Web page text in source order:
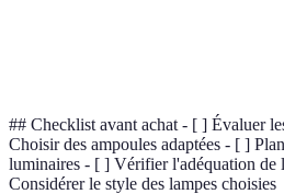
## Checklist avant achat - [ ] Évaluer
Choisir des ampoules adaptées - [ ]
luminaires - [ ] Vérifier l'adéquation de
Considérer le style des lampes choisies